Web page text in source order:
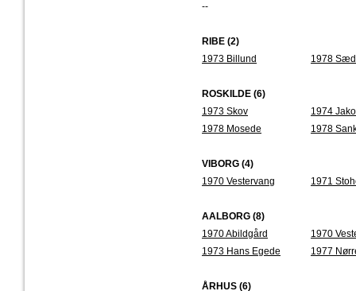
--
RIBE (2)
1973 Billund
1978
ROSKILDE (6)
1973 Skov
1974
1978 Mosede
1978
VIBORG (4)
1970 Vestervang
1971
AALBORG (8)
1970 Abildgård
1970
1973 Hans Egede
1977
ÅRHUS (6)